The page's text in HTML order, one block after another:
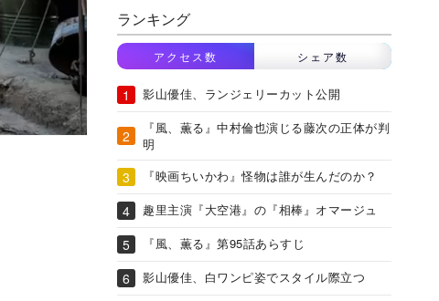
ランキング
アクセス数 シェア数
影山優佳、ランジェリーカット公開
『風、薫る』中村倫也演じる藤次の正体が判
明
『映画ちいかわ』怪物は誰が生んだのか？
趣里主演『大空港』の『相棒』オマージュ
『風、薫る』第95話あらすじ
影山優佳、白ワンピ姿でスタイル際立つ